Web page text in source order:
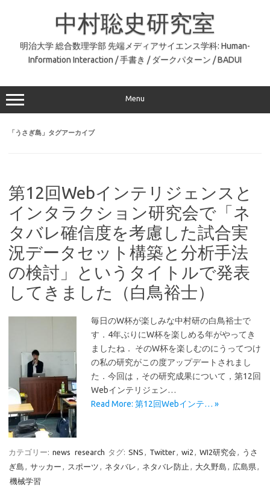
中村聡史研究室
明治大学 総合数理学部 先端メディアサイエンス学科: Human-
Information Interaction / 手書き / ダークパターン / BADUI
Menu
「うさぎ島 」タグアーカイブ
第12回Webインテリジェンスと
インタラクション研究会で「ネ
タバレ確信度を考慮した試合実
況データセット構築と分析手法
の検討」というタイトルで発表
してきました（白鳥裕士）
毎日のW杯が楽しみな中村研の白鳥裕士で
す．4年ぶりにW杯を楽しめる年がやってき
ましたね． そのW杯を楽しむのにうってつけ
の私の研究がこの度アップデートされまし
た．今回は，その研究成果について，第12回
Webインテリジェン…
Read More: 第12回Webインテ… »
カテゴリー: news research タグ: SNS Twitter wi2 WI2研究会
うさ
ぎ島
サッカー スポーツ ネタバレ ネタバレ防止 大久野島 広島県
機械学習